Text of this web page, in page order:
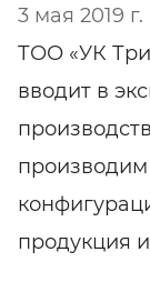
3 мая 2019 г.
ТОО «УК
вводит в
продукция